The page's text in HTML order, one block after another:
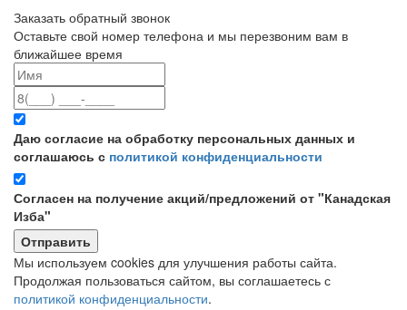
Заказать обратный звонок
Оставьте свой номер телефона и мы перезвоним вам в
ближайшее время
Даю согласие на обработку персональных данных и
соглашаюсь с политикой конфиденциальности
Согласен на получение акций/предложений от "Канадская
Изба"
Мы используем cookies для улучшения работы сайта.
Продолжая пользоваться сайтом, вы соглашаетесь с
политикой конфиденциальности.